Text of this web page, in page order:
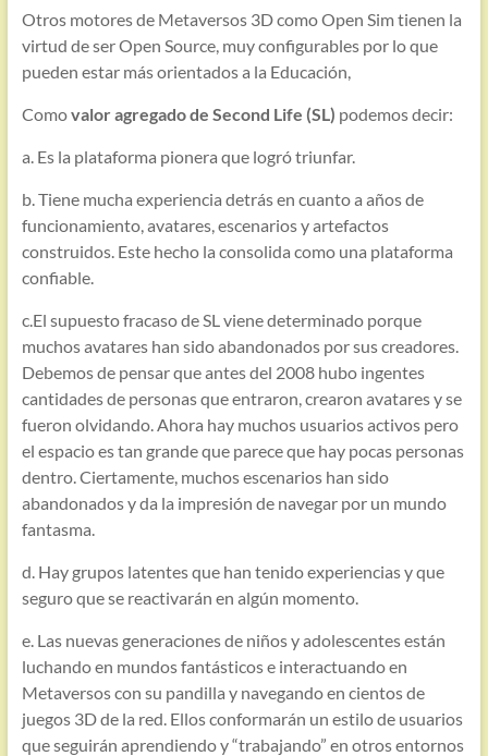
Otros motores de Metaversos 3D como Open Sim tienen la
virtud de ser Open Source, muy configurables por lo que
pueden estar más orientados a la Educación,
Comovalor agregado de Second Life (SL) podemos decir:
a. Es la plataforma pionera que logró triunfar.
b. Tiene mucha experiencia detrás en cuanto a años de
funcionamiento, avatares, escenarios y artefactos
construidos. Este hecho la consolida como una plataforma
confiable.
c.El supuesto fracaso de SL viene determinado porque
muchos avatares han sido abandonados por sus creadores.
Debemos de pensar que antes del 2008 hubo ingentes
cantidades de personas que entraron, crearon avatares y se
fueron olvidando. Ahora hay muchos usuarios activos pero
el espacio es tan grande que parece que hay pocas personas
dentro. Ciertamente, muchos escenarios han sido
abandonados y da la impresión de navegar por un mundo
fantasma.
d. Hay grupos latentes que han tenido experiencias y que
seguro que se reactivarán en algún momento.
e. Las nuevas generaciones de niños y adolescentes están
luchando en mundos fantásticos e interactuando en
Metaversos con su pandilla y navegando en cientos de
juegos 3D de la red. Ellos conformarán un estilo de usuarios
que seguirán aprendiendo y “trabajando” en otros entornos